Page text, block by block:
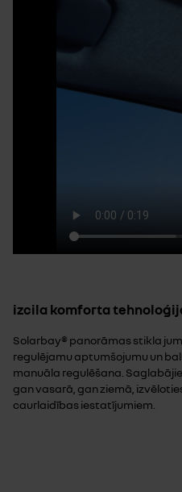
izcila komforta
Solarbay® panorāmas stikla
regulējamu aptumšojumu un
manuāla regulēšana.
gan vasarā, gan ziemā,
caurlaidības iestatījumiem.